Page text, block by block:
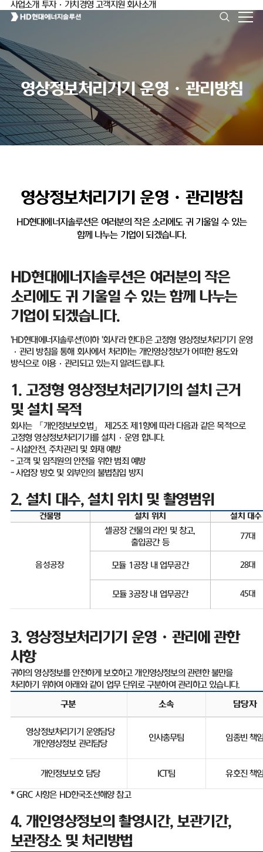
사업소개 투자·가치경영 고객지원 회사소개
영상정보처리기기 운영ㆍ관리방침
영상정보처리기기 운영ㆍ관리방침
HD현대에너지솔루션은 여러분의 작은 소리에도 귀 기울일 수 있는
함께 나누는 기업이 되겠습니다.
HD현대에너지솔루션은 여러분의 작은
소리에도 귀 기울일 수 있는 함께 나누는
기업이 되겠습니다.
'HD현대에너지솔루션'(이하'회사'라 한다)은 고정형 영상정보처리기기 운영
· 관리 방침을 통해 회사에서 처리하는 개인영상정보가 어떠한 용도와
방식으로 이용·관리되고 있는지 알려드립니다.
1. 고정형 영상정보처리기기의 설치 근거
및 설치 목적
회사는 「개인정보보호법」 제 25조 제 1항에 따라 다음과 같은 목적으로
고정형 영상정보처리기기를 설치
· 운영 합니다.
-시설안전,주차관리 및 화재 예방
-고객 및 임직원의 안전을 위한 범죄 예방
-사업장 방호 및 외부인의 불법침입 방지
2. 설치 대수,설치 위치 및 촬영범위
건물명 설치 위치 설치 대수
음성공장
셀공장 건물의 라인 및 창고,
출입공간 등
77대
모듈 1공장 내 업무공간 28대
모듈3공장 내 업무공간 45대
3. 영상정보처리기기 운영ㆍ관리에 관한
사항
귀하의 영상정보를 안전하게 보호하고 개인영상정보의 관련한 불만을
처리하기 위하여 아래와 같이 업무 단위로 구분하여 관리하고 있습니다.
구분 소속 담당자
영상정보처리기기 운영담당
개인영상정보 관리담당
인사총무팀 임종빈 책
개인정보보호 담당 ICT팀 유호진 책
* GRC 사항은HD한국조선해양 참고
4. 개인영상정보의 촬영시간, 보관기간,
보관장소 및 처리방법